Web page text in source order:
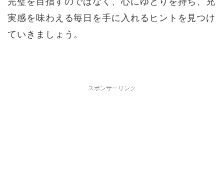
実感を味わえる毎日を手に入れるヒントを見つけ
ていきましょう。
スポンサーリンク